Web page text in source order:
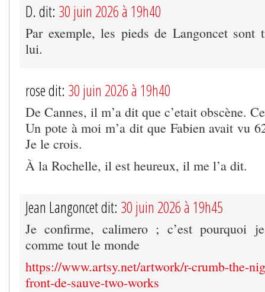
D. dit: 30 juin 2026 à 19h40
Par exemple, les pieds de Langoncet sont
lui.
rose dit: 30 juin 2026 à 19h40
De Cannes, il m’a dit que c’etait obscène.
Un pote à moi m’a dit que Fabien avait vu
Je le crois.
À la Rochelle, il est heureux, il me l’a dit.
Jean Langoncet dit: 30 juin 2026 à 19h45
Je confirme, calimero ; c’est pourquoi
comme tout le monde
https://www.artsy.net/artwork/r-crumb-the-
front-de-sauve-two-works